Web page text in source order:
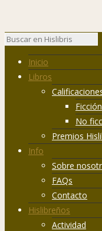
Inicio
Libros
Ficción
No
Premios
Info
Sobre
FAQs
Contacto
Hislibreños
Actividad